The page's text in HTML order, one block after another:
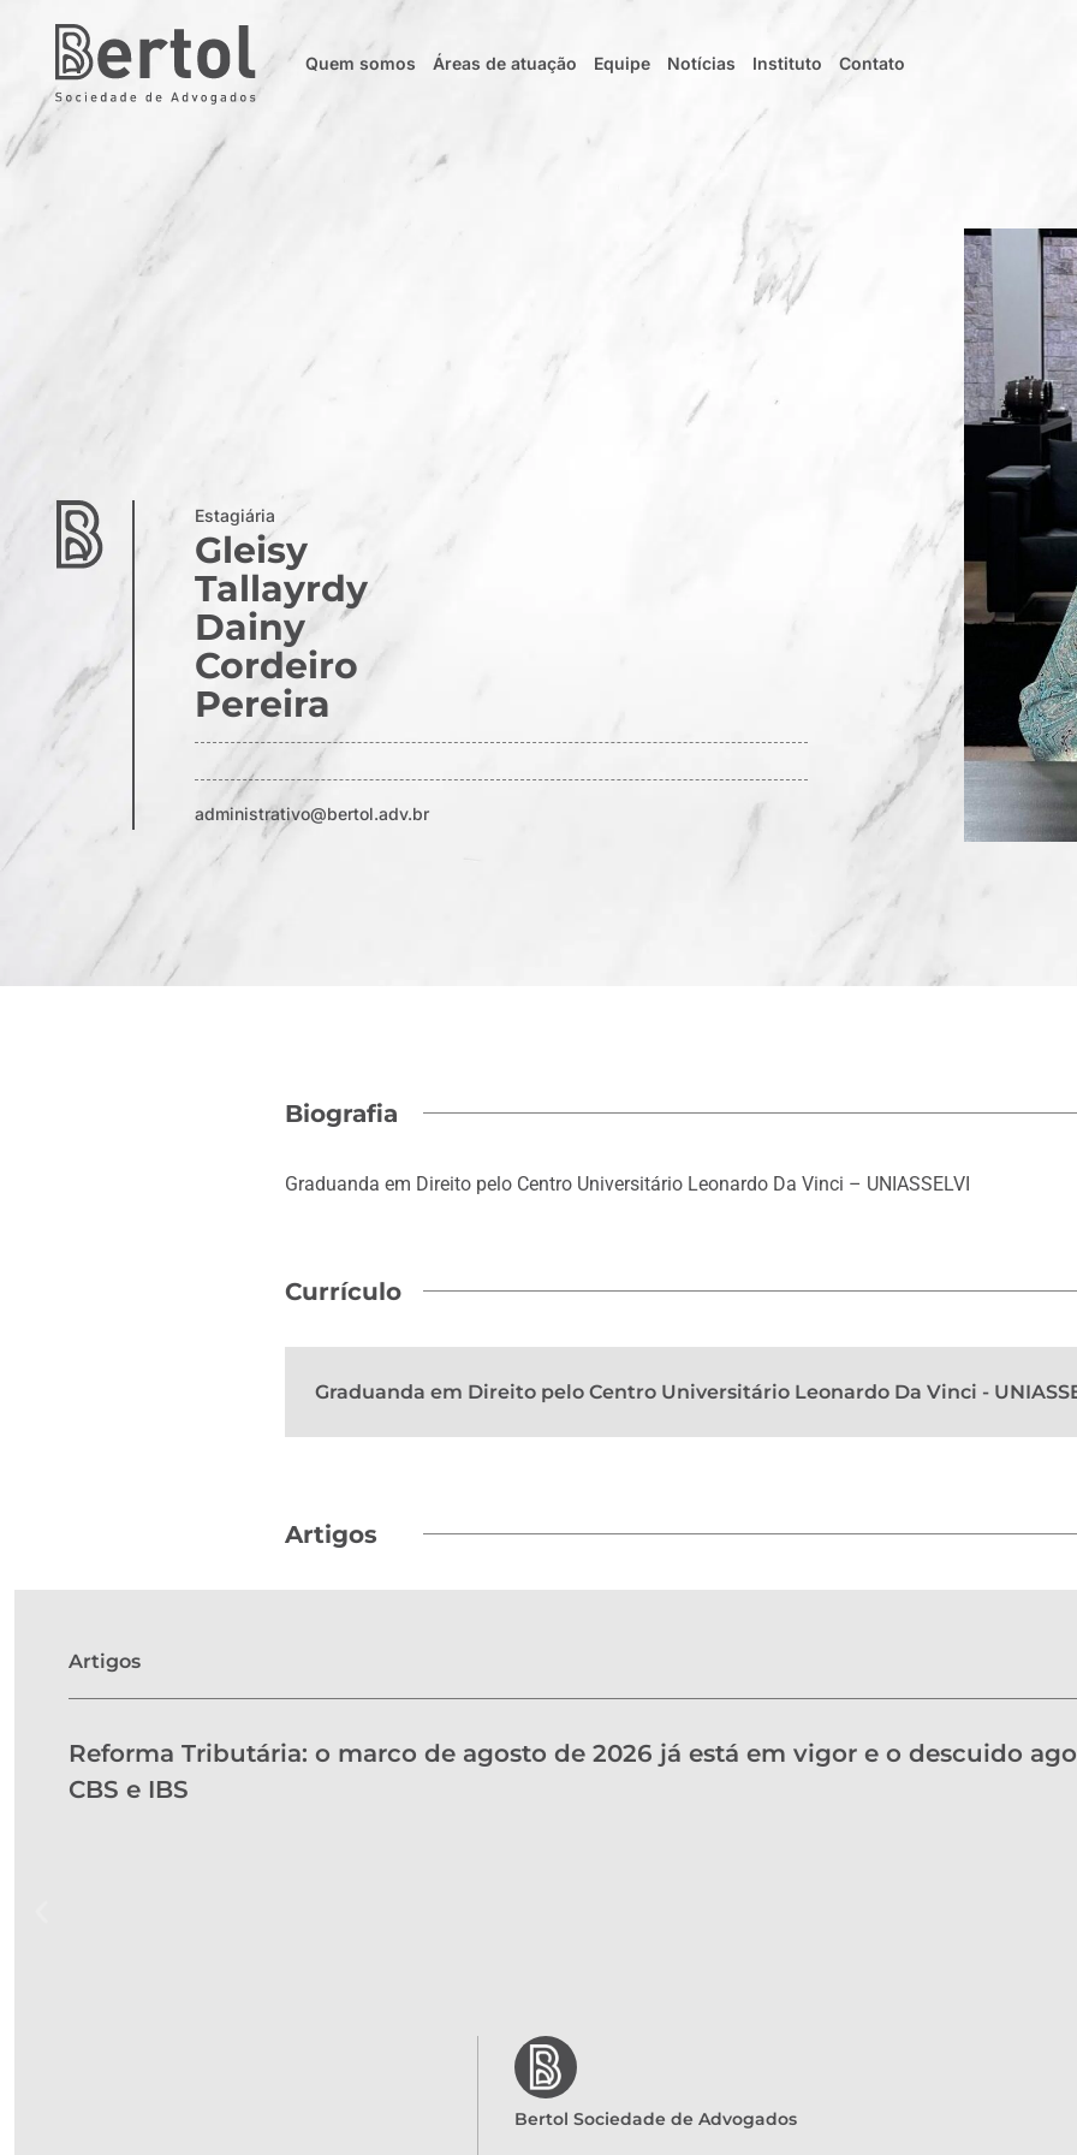
Quem somos Áreas de atuação Equipe Notícias Instituto Contato
Estagiária
Gleisy
Tallayrdy
Dainy
Cordeiro
Pereira
administrativo@bertol.adv.br
Biografia
Graduanda em Direito pelo Centro Universitário Leonardo Da Vinci – UNIASSELVI
Currículo
Graduanda em Direito pelo Centro Universitário Leonardo Da Vinci -
Artigos
Artigos
Reforma Tributária: o marco de agosto de 2026 já está em vigor e o descuido
CBS e IBS
Bertol Sociedade de Advogados